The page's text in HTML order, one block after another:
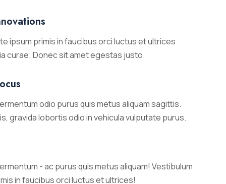
ipsum primis in faucibus orci luctus et ultrices
curae; Donec sit amet egestas justo.
odio purus quis metus aliquam sagittis.
gravida lobortis odio in vehicula vulputate purus.
- ac purus quis metus aliquam! Vestibulum
in faucibus orci luctus et ultrices!